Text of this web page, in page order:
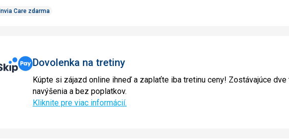
Invia Care zdarma
Dovolenka na tretiny
Kúpte si zájazd online ihneď a zaplaťte iba tretinu ceny! Zostávajúce
navýšenia a bez poplatkov.
Kliknite pre viac informácií.